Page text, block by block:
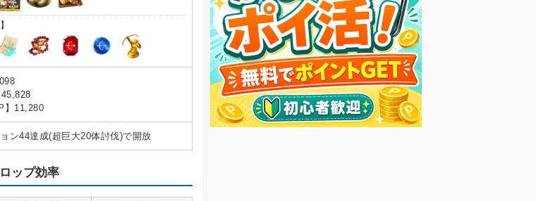
45,828
】11,280
ョン44達成(超巨大20体討伐)で開放
ップ効率